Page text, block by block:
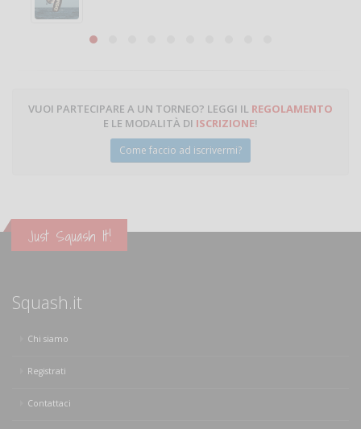
Michele Miglionico
VUOI PARTECIPARE A UN TORNEO? LEGGI IL REGOLAMENTO
E LE MODALITÀ DI ISCRIZIONE!
Come faccio ad iscrivermi?
Just Squash It!
Squash.it
Chi siamo
Registrati
Contattaci